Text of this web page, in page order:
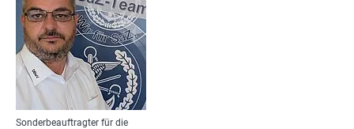
Sonderbeauftragter für die